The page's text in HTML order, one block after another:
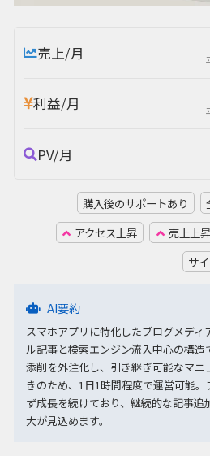
売上/月
利益/月
PV/月
購入後のサポートあり
アクセス上昇
売上上昇
サ
AI要約
スマホアプリに特化したブログメディ
ル記事と検索エンジン流入中心の構造
添削を外注化し、引き継ぎ可能なマニ
きのため、1日1時間程度で運営可能
ず成長を続けており、継続的な記事追
大が見込めます。